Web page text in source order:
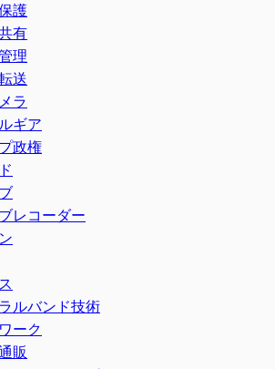
護
有
理
送
ラ
ギア
政権
レコーダー
ルバンド技術
ーク
販